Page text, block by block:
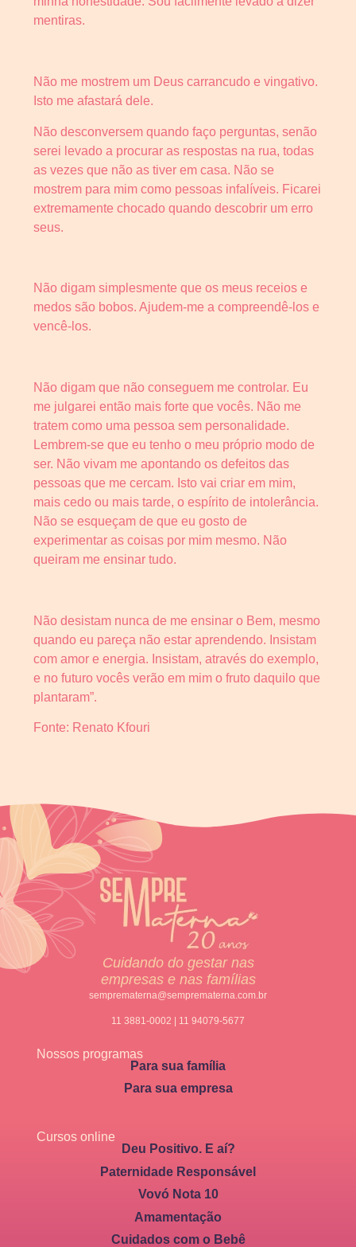
mentiras.
Não me mostrem um Deus carrancudo e vingativo.
Isto me afastará dele.
Não desconversem quando faço perguntas, senão
serei levado a procurar as respostas na rua, todas
as vezes que não as tiver em casa. Não se
mostrem para mim como pessoas infalíveis. Ficarei
extremamente chocado quando descobrir um erro
seus.
Não digam simplesmente que os meus receios e
medos são bobos. Ajudem-me a compreendê-los e
vencê-los.
Não digam que não conseguem me controlar. Eu
me julgarei então mais forte que vocês. Não me
tratem como uma pessoa sem personalidade.
Lembrem-se que eu tenho o meu próprio modo de
ser. Não vivam me apontando os defeitos das
pessoas que me cercam. Isto vai criar em mim,
mais cedo ou mais tarde, o espírito de intolerância.
Não se esqueçam de que eu gosto de
experimentar as coisas por mim mesmo. Não
queiram me ensinar tudo.
Não desistam nunca de me ensinar o Bem, mesmo
quando eu pareça não estar aprendendo. Insistam
com amor e energia. Insistam, através do exemplo,
e no futuro vocês verão em mim o fruto daquilo que
plantaram”.
Fonte: Renato Kfouri
Cuidando do gestar nas
empresas e nas famílias
semprematerna@semprematerna.com.br
11 3881-0002 | 11 94079-5677
Nossos programas
Para sua família
Para sua empresa
Cursos online
Deu Positivo. E aí?
Paternidade Responsável
Vovó Nota 10
Amamentação
Cuidados com o Bebê